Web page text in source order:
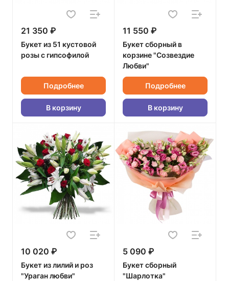
21 350 ₽
Букет из 51 кустовой
розы с гипсофилой
Подробнее
В корзину
11 550 ₽
Букет сборный в
корзине "Созвездие
Любви"
Подробнее
В корзину
10 020 ₽
Букет из лилий и роз
"Ураган любви"
5 090 ₽
Букет сборный
"Шарлотка"